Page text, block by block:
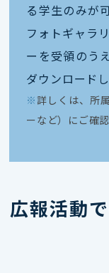
る学生のみが
フォトギャラ
ーを受領のう
ダウンロード
※ 詳しくは、所
ーなど）にご確
広報活動